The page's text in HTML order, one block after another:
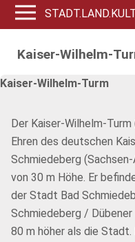
Kaiser-Wilhelm-
Kaiser-Wilhelm-Turm
Der Kaiser-Wilhelm-
Ehren des deutschen
Schmiedeberg
von 30 m Höhe. Er
der Stadt Bad
Schmiedeberg /
80 m höher als die Stadt.